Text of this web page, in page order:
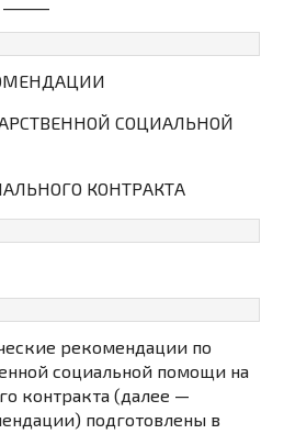
СОЦИАЛЬНОЙ
КОНТРАКТА
рекомендации по
социальной помощи на
контракта (далее —
подготовлены в